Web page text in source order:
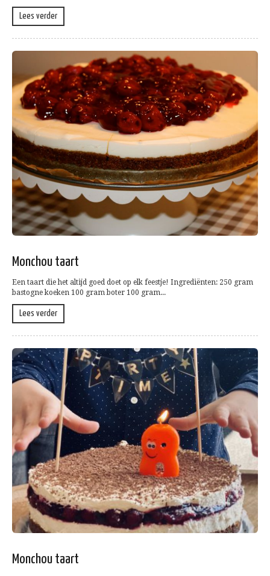
Lees verder
Monchou taart
Een taart die het altijd goed doet op elk feestje! Ingrediënten: 250 gram
bastogne koeken 100 gram boter 100 gram...
Lees verder
Monchou taart